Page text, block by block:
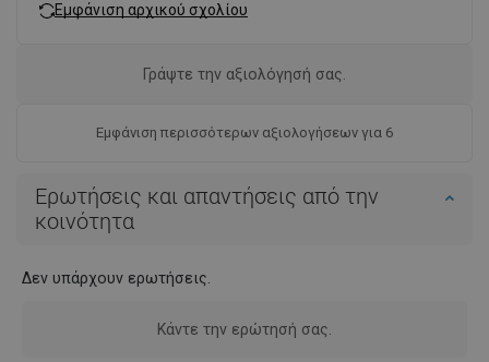
Εμφάνιση αρχικού σχολίου
Εμφάνιση περισσότερων αξιολογήσεων για 6
Γράψτε την αξιολόγησή σας.
Ερωτήσεις και απαντήσεις από την
κοινότητα
Δεν υπάρχουν ερωτήσεις.
Κάντε την ερώτησή σας.